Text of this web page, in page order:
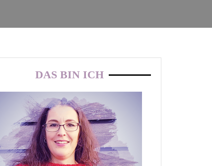
DAS BIN ICH